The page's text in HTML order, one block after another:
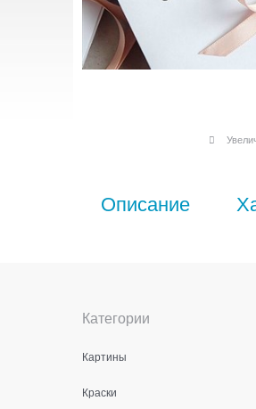
Описание
Категории
Картины
Краски